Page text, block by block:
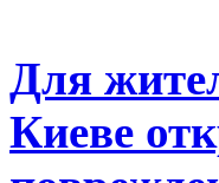
Для
Киеве